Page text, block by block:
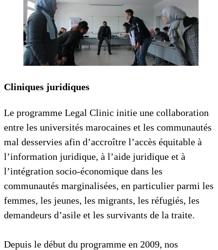
Cliniques juridiques
Le programme Legal Clinic initie une collaboration
entre les universités marocaines et les communautés
mal desservies afin d’accroître l’accès équitable à
l’information juridique, à l’aide juridique et à
l’intégration socio-économique dans les
communautés marginalisées, en particulier parmi les
femmes, les jeunes, les migrants, les réfugiés, les
demandeurs d’asile et les survivants de la traite.
Depuis le début du programme en 2009, nos